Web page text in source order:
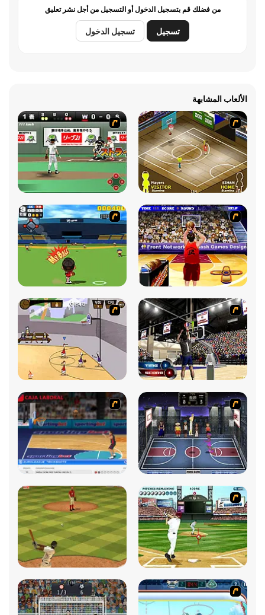
من فضلك قم بتسجيل الدخول أو التسجيل من أجل نشر تعليق
تسجيل تسجيل الدخول
الألعاب المشابهة